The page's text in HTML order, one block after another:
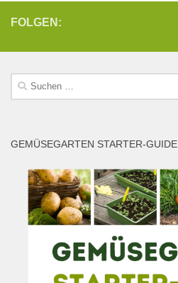
FOLGEN:
Suchen
nach:
GEMÜSEGARTEN STARTER-GUIDE